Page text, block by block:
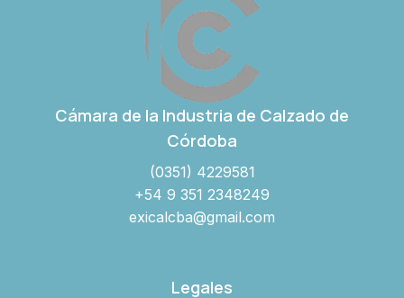
Cámara de la Industria de Calzado de
Córdoba
(0351) 4229581
+54 9 351 2348249
exicalcba@gmail.com
Legales